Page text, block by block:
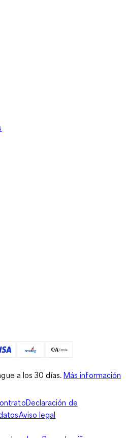
a los 30 días. Más información
Declaración de
Aviso legal